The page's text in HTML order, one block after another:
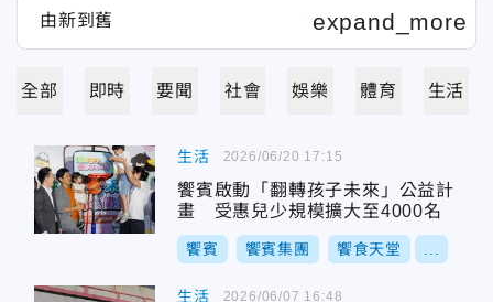
全部 即時 要聞 社會 娛樂 體育 生活
生活
饗賓啟動「翻轉孩子未來」公益計
畫 受惠兒少規模擴大至4000名
饗賓 饗賓集團 饗食天堂
2026/06/20 17:15
生活 2026/06/07 16:48